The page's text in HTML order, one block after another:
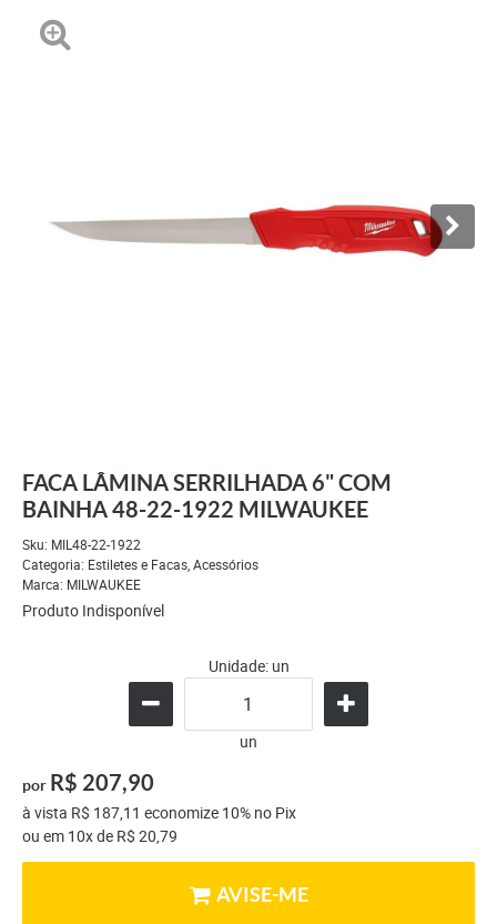
FACA LÂMINA SERRILHADA 6" COM
BAINHA 48-22-1922 MILWAUKEE
Sku: MIL48-22-1922
Categoria: Estiletes e Facas,Acessórios
Marca: MILWAUKEE
Produto Indisponível
Unidade: un
un
por R$ 207,90
à vista R$ 187,11 economize 10% no Pix
ou em 10xde R$ 20,79
AVISE-ME